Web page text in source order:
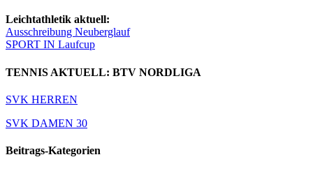
Leichtathletik aktuell:
Ausschreibung Neuberglauf
SPORT IN Laufcup
TENNIS AKTUELL: BTV NORDLIGA
SVK HERREN
SVK DAMEN 30
Beitrags-Kategorien